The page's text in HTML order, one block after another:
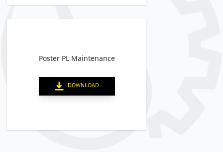
Poster PL Maintenance
DOWNLOAD